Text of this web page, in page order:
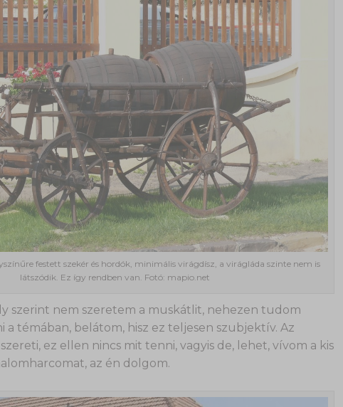
festett szekér és hordók, minimális virágdísz, a virágláda szinte nem is
látszódik. Ez így rendben van. Fotó: mapio.net
szerint nem szeretem a muskátlit, nehezen tudom
témában, belátom, hisz ez teljesen szubjektív. Az
ez ellen nincs mit tenni, vagyis de, lehet, vívom a kis
az én dolgom.